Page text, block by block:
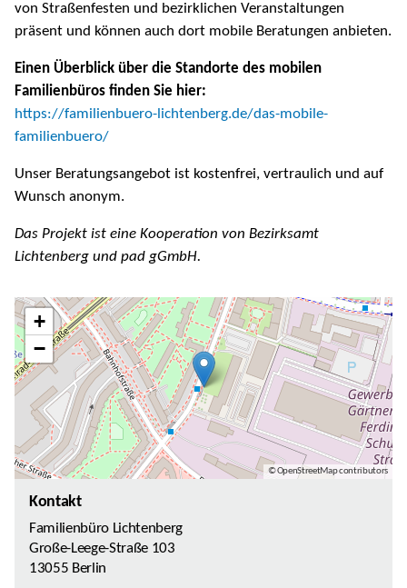
von Straßenfesten und bezirklichen Veranstaltungen
präsent und können auch dort mobile Beratungen anbieten.
Einen Überblick über die Standorte des mobilen
Familienbüros finden Sie hier:
https://familienbuero-lichtenberg.de/das-mobile-
familienbuero/
Unser Beratungsangebot ist kostenfrei, vertraulich und auf
Wunsch anonym.
Das Projekt ist eine Kooperation von Bezirksamt
Lichtenberg und pad gGmbH.
+
−
© OpenStreetMap contributors
Kontakt
Familienbüro Lichtenberg
Große-Leege-Straße 103
13055 Berlin